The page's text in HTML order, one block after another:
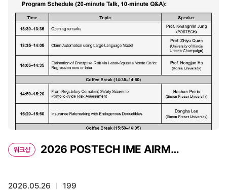
Optimization Grand Challenge 2026 주최: LG CNS,
대한산업공학회 경연 문제: The Grand Shipyard Puzzle : Pack
the Block, Beat the Clock 참가 대상: 최적화에 관심 있는 학생,
전문가 및 일반인 팀 구성: 1~3인 팀 구성 가능 ■ 주요 일정 참가
등록: 2026.05.25 ~ 06.07 예선: 2026.06.15 ~ 07.28 결선:
2026.08.03 ~ 08.14 PT 발표 및 시상식: 2026.09.04 ■ 시상
내역 총 상금 2억 원 1등(1팀): 7,000만 원 2등(2팀): 2,500만 원
3등(3팀): 1,000만 원 4등(4팀): 300만 원 20위까지 추가 시상 ■
안내 사항 결선 진출 시 Technical Report 및 알고리즘 코드 제출
필요 참가 알고리즘 코드는 대회 종료 후 오픈소스로 공개 예정
자세한 내용은 공식 홈페이지를 참고하시기 바랍니다. ▶
Optimization Grand Challenge 2026 공식 홈페이지
워크샵
2026.05.26 199